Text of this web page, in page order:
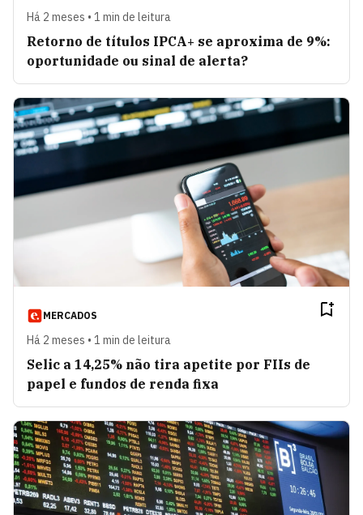
Há 2 meses • 1 min de leitura
Retorno de títulos IPCA+ se aproxima de 9%:
oportunidade ou sinal de alerta?
MERCADOS
Há 2 meses • 1 min de leitura
Selic a 14,25% não tira apetite por FIIs de
papel e fundos de renda fixa